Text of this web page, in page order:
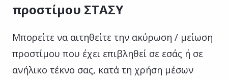
προστίμου ΣΤΑΣΥ
Μπορείτε να αιτηθείτε την ακύρωση / μείωση
προστίμου που έχει επιβληθεί σε εσάς ή σε
ανήλικο τέκνο σας, κατά τη χρήση μέσων